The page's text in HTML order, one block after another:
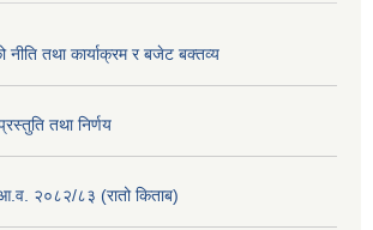
तथा कार्याक्रम र बजेट बक्तव्य
तथा निर्णय
२०८२/८३ (रातो किताब)